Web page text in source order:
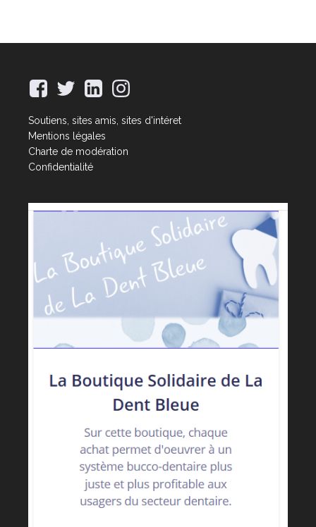
Soutiens, sites amis, sites d'intéret
Mentions légales
Charte de modération
Confidentialité